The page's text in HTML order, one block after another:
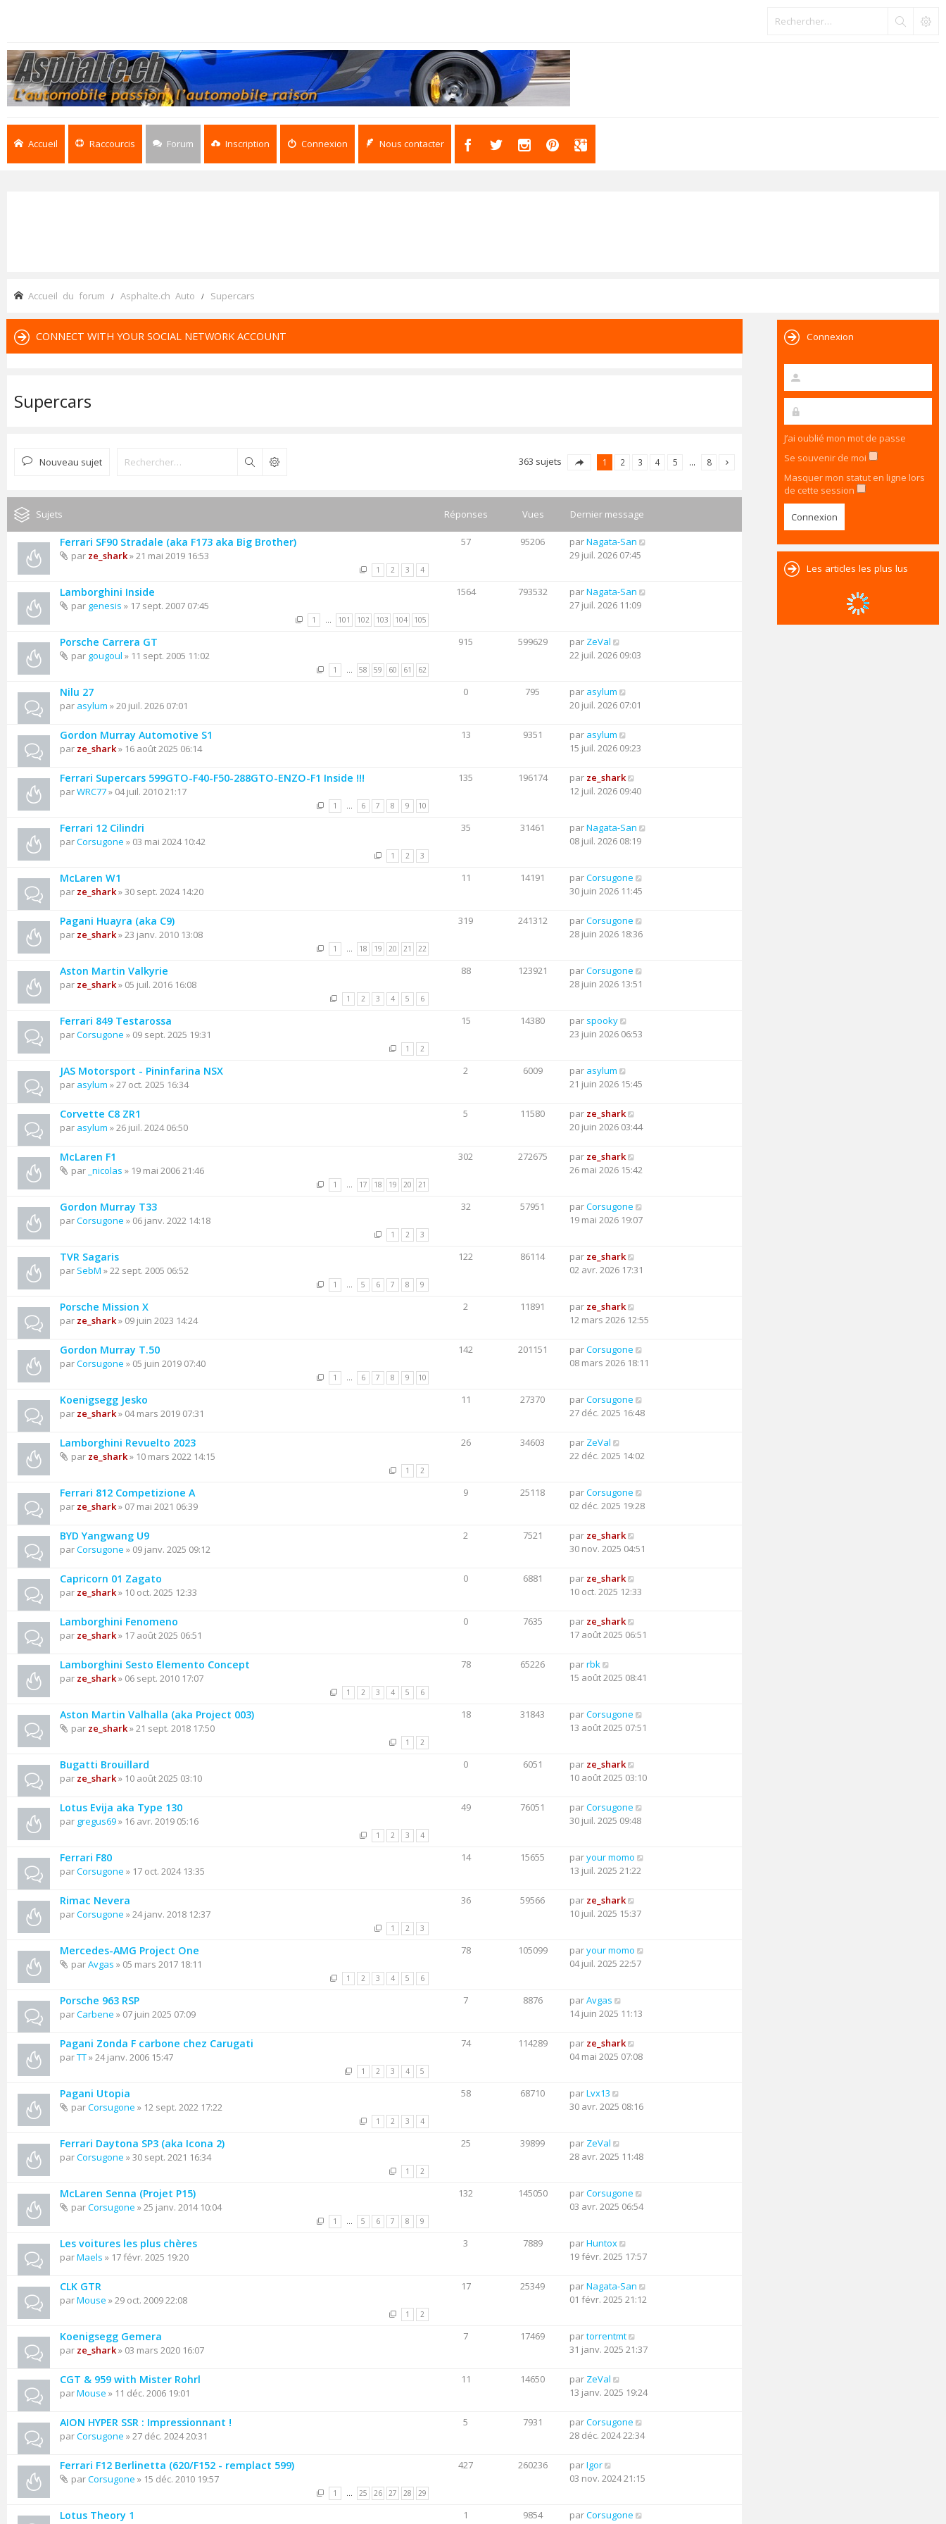
Accueil Raccourcis Forum Inscription Connexion Nous contacter
Accueil du forum Asphalte.ch Auto Supercars
CONNECT WITH YOUR SOCIAL NETWORK ACCOUNT
Supercars
Nouveau sujet Rechercher 363 sujets 1 2 3 4 5 … 8
Sujets Réponses Vues Dernier message
Ferrari SF90 Stradale (aka F173 aka Big Brother)
par ze_shark» 21 mai 2019 16:53
1 2 3 4
57 95206 parNagata-San
29 juil. 2026 07:45
Lamborghini Inside
par genesis » 17 sept. 2007 07:45
1 … 101 102 103 104 105
1564 793532 parNagata-San
27 juil. 2026 11:09
Porsche Carrera GT
par gougoul » 11 sept. 2005 11:02
1 … 58 59 60 61 62
915 599629 par ZeVal
22 juil. 2026 09:03
Nilu 27
par asylum » 20 juil. 2026 07:01
0 795 par asylum
20 juil. 2026 07:01
Gordon Murray Automotive S1
par ze_shark» 16 août 2025 06:14
13 9351 par asylum
15 juil. 2026 09:23
Ferrari Supercars 599GTO-F40-F50-288GTO-ENZO-F1 Inside !!!
parWRC77» 04 juil. 2010 21:17
1 … 6 7 8 9 10
135 196174 par ze_shark
12 juil. 2026 09:40
Ferrari 12 Cilindri
parCorsugone » 03 mai 2024 10:42
1 2 3
35 31461 parNagata-San
08 juil. 2026 08:19
McLaren W1
par ze_shark» 30 sept. 2024 14:20
11 14191 parCorsugone
30 juin 2026 11:45
Pagani Huayra (aka C9)
par ze_shark» 23 janv. 2010 13:08
1 … 18 19 20 21 22
319 241312 parCorsugone
28 juin 2026 18:36
Aston Martin Valkyrie
par ze_shark» 05 juil. 2016 16:08
1 2 3 4 5 6
88 123921 parCorsugone
28 juin 2026 13:51
Ferrari 849 Testarossa
parCorsugone » 09 sept. 2025 19:31
1 2
15 14380 par spooky
23 juin 2026 06:53
JAS Motorsport - Pininfarina NSX
par asylum » 27 oct. 2025 16:34
2 6009 par asylum
21 juin 2026 15:45
Corvette C8 ZR1
par asylum » 26 juil. 2024 06:50
5 11580 par ze_shark
20 juin 2026 03:44
McLaren F1
par _nicolas » 19 mai 2006 21:46
1 … 17 18 19 20 21
302 272675 par ze_shark
26 mai 2026 15:42
Gordon Murray T33
parCorsugone » 06 janv. 2022 14:18
1 2 3
32 57951 parCorsugone
19 mai 2026 19:07
TVR Sagaris
par SebM » 22 sept. 2005 06:52
1 … 5 6 7 8 9
122 86114 par ze_shark
02 avr. 2026 17:31
Porsche Mission X
par ze_shark» 09 juin 2023 14:24
2 11891 par ze_shark
12 mars 2026 12:55
Gordon Murray T.50
parCorsugone » 05 juin 2019 07:40
1 … 6 7 8 9 10
142 201151 parCorsugone
08 mars 2026 18:11
Koenigsegg Jesko
par ze_shark» 04 mars 2019 07:31
11 27370 parCorsugone
27 déc. 2025 16:48
Lamborghini Revuelto 2023
par ze_shark» 10 mars 2022 14:15
1 2
26 34603 par ZeVal
22 déc. 2025 14:02
Ferrari 812 Competizione A
par ze_shark» 07 mai 2021 06:39
9 25118 parCorsugone
02 déc. 2025 19:28
BYD Yangwang U9
parCorsugone » 09 janv. 2025 09:12
2 7521 par ze_shark
30 nov. 2025 04:51
Capricorn 01 Zagato
par ze_shark» 10 oct. 2025 12:33
0 6881 par ze_shark
10 oct. 2025 12:33
Lamborghini Fenomeno
par ze_shark» 17 août 2025 06:51
0 7635 par ze_shark
17 août 2025 06:51
Lamborghini Sesto Elemento Concept
par ze_shark» 06 sept. 2010 17:07
1 2 3 4 5 6
78 65226 parrbk
15 août 2025 08:41
Aston Martin Valhalla (aka Project 003)
par ze_shark» 21 sept. 2018 17:50
1 2
18 31843 parCorsugone
13 août 2025 07:51
Bugatti Brouillard
par ze_shark» 10 août 2025 03:10
0 6051 par ze_shark
10 août 2025 03:10
Lotus Evija aka Type 130
par gregus69» 16 avr. 2019 05:16
1 2 3 4
49 76051 parCorsugone
30 juil. 2025 09:48
Ferrari F80
parCorsugone » 17 oct. 2024 13:35
14 15655 paryour momo
13 juil. 2025 21:22
Rimac Nevera
parCorsugone » 24 janv. 2018 12:37
1 2 3
36 59566 par ze_shark
10 juil. 2025 15:37
Mercedes-AMG Project One
parAvgas » 05 mars 2017 18:11
1 2 3 4 5 6
78 105099 paryour momo
04 juil. 2025 22:57
Porsche 963 RSP
parCarbene » 07 juin 2025 07:09
7 8876 parAvgas
14 juin 2025 11:13
Pagani Zonda F carbone chez Carugati
parTT» 24 janv. 2006 15:47
1 2 3 4 5
74 114289 par ze_shark
04 mai 2025 07:08
Pagani Utopia
parCorsugone » 12 sept. 2022 17:22
1 2 3 4
58 68710 parLvx13
30 avr. 2025 08:16
Ferrari Daytona SP3 (aka Icona 2)
parCorsugone » 30 sept. 2021 16:34
1 2
25 39899 par ZeVal
28 avr. 2025 11:48
McLaren Senna (Projet P15)
parCorsugone » 25 janv. 2014 10:04
1 … 5 6 7 8 9
132 145050 parCorsugone
03 avr. 2025 06:54
Les voitures les plus chères
parMaels » 17 févr. 2025 19:20
3 7889 parHuntox
19 févr. 2025 17:57
CLK GTR
parMouse » 29 oct. 2009 22:08
1 2
17 25349 parNagata-San
01 févr. 2025 21:12
Koenigsegg Gemera
par ze_shark» 03 mars 2020 16:07
7 17469 partorrentmt
31 janv. 2025 21:37
CGT & 959 with Mister Rohrl
parMouse » 11 déc. 2006 19:01
11 14650 par ZeVal
13 janv. 2025 19:24
AION HYPER SSR : Impressionnant !
parCorsugone » 27 déc. 2024 20:31
5 7931 parCorsugone
28 déc. 2024 22:34
Ferrari F12 Berlinetta (620/F152 - remplact 599)
parCorsugone » 15 déc. 2010 19:57
1 … 25 26 27 28 29
427 260236 parIgor
03 nov. 2024 21:15
Lotus Theory 1 1 9854 parCorsugone
Connexion
J’ai oublié mon mot de passe
Se souvenir de moi
Masquer mon statut en ligne lors
de cette session
Les articles les plus lus